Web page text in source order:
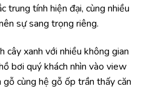
trung tính hiện đại, cùng nhiều
sự sang trọng riêng.
cây xanh với nhiều không gian
bơi quý khách nhìn vào view
cùng hệ gỗ ốp trần thấy căn